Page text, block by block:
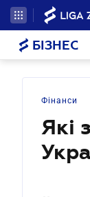
БІЗНЕС
Фінанси
Які